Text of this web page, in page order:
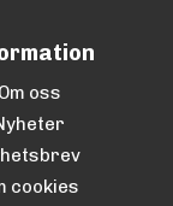
Om oss
cookies